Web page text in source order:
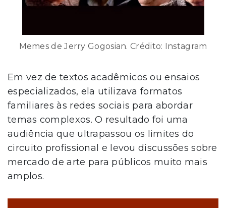
Memes de Jerry Gogosian. Crédito: Instagram
Em vez de textos acadêmicos ou ensaios
especializados, ela utilizava formatos
familiares às redes sociais para abordar
temas complexos. O resultado foi uma
audiência que ultrapassou os limites do
circuito profissional e levou discussões sobre
mercado de arte para públicos muito mais
amplos.